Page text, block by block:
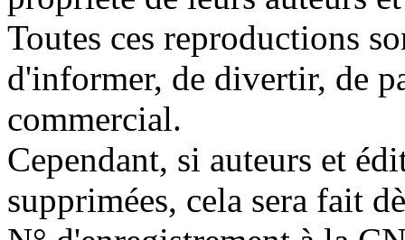
Toutes ces reproductions
d'informer, de divertir, de
commercial.
Cependant, si auteurs et
supprimées, cela sera fait